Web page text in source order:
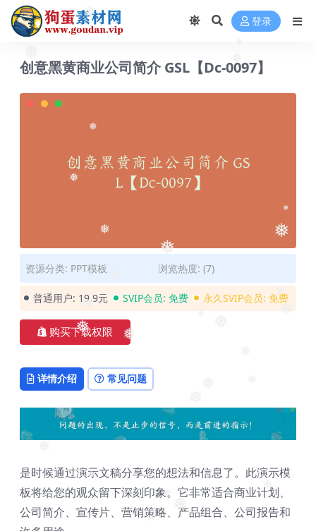
❅
❅
❅
❅
❅
❅
❅
❅ ❅
❅
❅
❅
❅
❅
❅
❅
❅ 登录
创意黑黄商业公司简介 GSL【Dc-0097】
资源分类: PPT模板 浏览热度: (7)
普通用户: 19.9元 SVIP会员: 免费 永久SVIP会员: 免费
购买下载权限
详情介绍 常见问题
是时候通过演示文稿分享您的想法和信息了。此演示模
板将给您的观众留下深刻印象。它非常适合商业计划、
公司简介、宣传片、营销策略、产品组合、公司报告和